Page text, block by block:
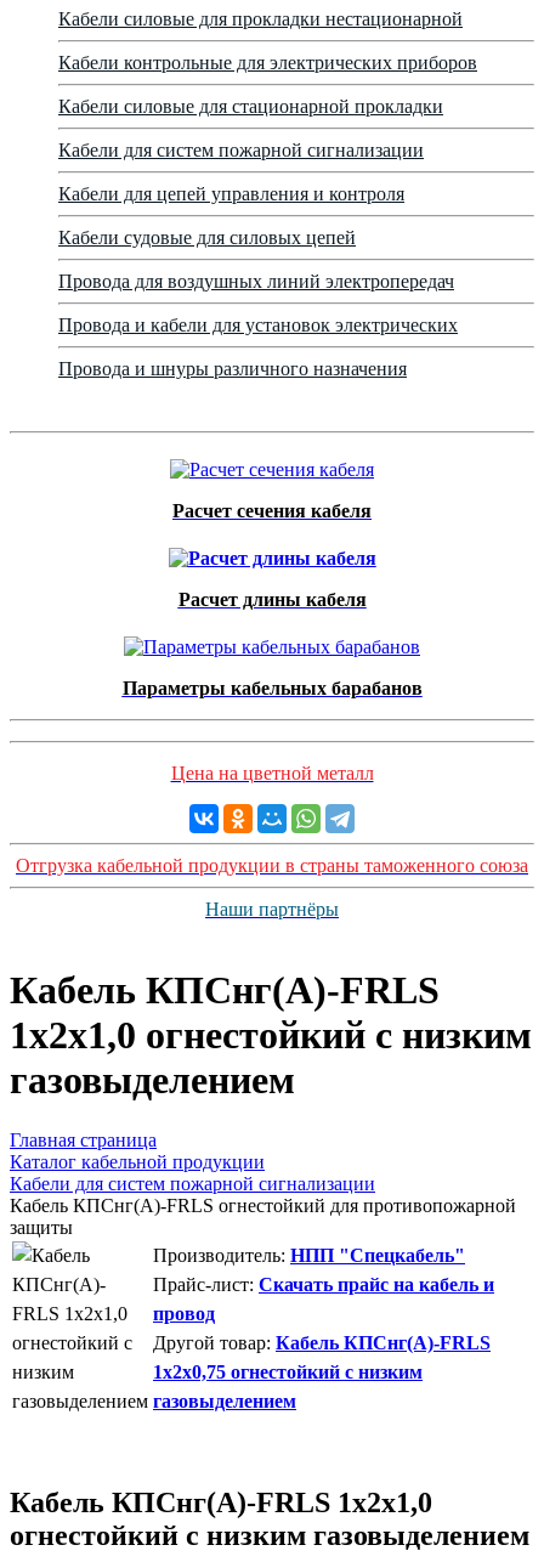
Кабели силовые для прокладки нестационарной
Кабели контрольные для электрических приборов
Кабели силовые для стационарной прокладки
Кабели для систем пожарной сигнализации
Кабели для цепей управления и контроля
Кабели судовые для силовых цепей
Провода для воздушных линий электропередач
Провода и кабели для установок электрических
Провода и шнуры различного назначения
Расчет сечения кабеля
Расчет длины кабеля
Параметры кабельных барабанов
Цена на цветной металл
Отгрузка кабельной продукции в страны таможенного союза
Наши партнёры
Кабель КПСнг(А)-FRLS
1х2х1,0 огнестойкий с низким
газовыделением
Главная страница
Каталог кабельной продукции
Кабели для систем пожарной сигнализации
Кабель КПСнг(А)-FRLS огнестойкий для противопожарной
защиты
Производитель: НПП "Спецкабель"
Прайс-лист: Скачать прайс на кабель и
провод
Другой товар: Кабель КПСнг(А)-FRLS
1х2х0,75 огнестойкий с низким
газовыделением
Кабель КПСнг(А)-FRLS 1х2х1,0
огнестойкий с низким газовыделением